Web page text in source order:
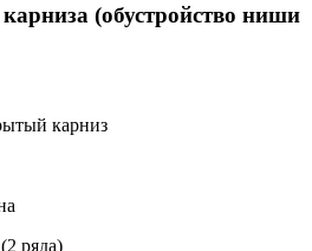
(обустройство ниши
карниз
ряда)